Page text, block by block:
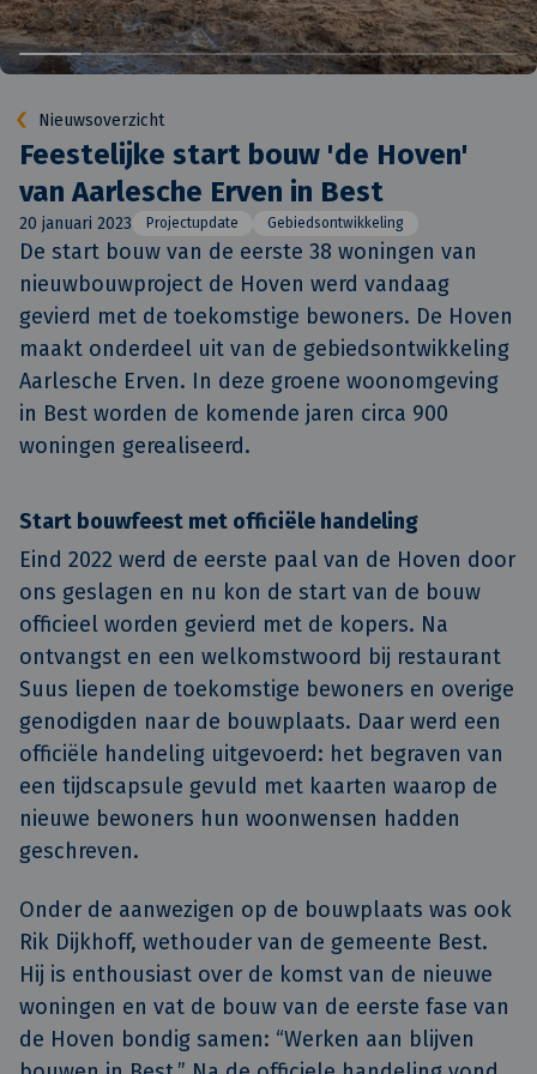
Nieuwsoverzicht
Feestelijke start bouw 'de Hoven'
van Aarlesche Erven in Best
20 januari 2023 Projectupdate Gebiedsontwikkeling
De start bouw van de eerste 38 woningen van
nieuwbouwproject de Hoven werd vandaag
gevierd met de toekomstige bewoners. De Hoven
maakt onderdeel uit van de gebiedsontwikkeling
Aarlesche Erven. In deze groene woonomgeving
in Best worden de komende jaren circa 900
woningen gerealiseerd.
Start bouwfeest met officiële handeling
Eind 2022 werd de eerste paal van de Hoven door
ons geslagen en nu kon de start van de bouw
officieel worden gevierd met de kopers. Na
ontvangst en een welkomstwoord bij restaurant
Suus liepen de toekomstige bewoners en overige
genodigden naar de bouwplaats. Daar werd een
officiële handeling uitgevoerd: het begraven van
een tijdscapsule gevuld met kaarten waarop de
nieuwe bewoners hun woonwensen hadden
geschreven.
Onder de aanwezigen op de bouwplaats was ook
Rik Dijkhoff, wethouder van de gemeente Best.
Hij is enthousiast over de komst van de nieuwe
woningen en vat de bouw van de eerste fase van
de Hoven bondig samen: “Werken aan blijven